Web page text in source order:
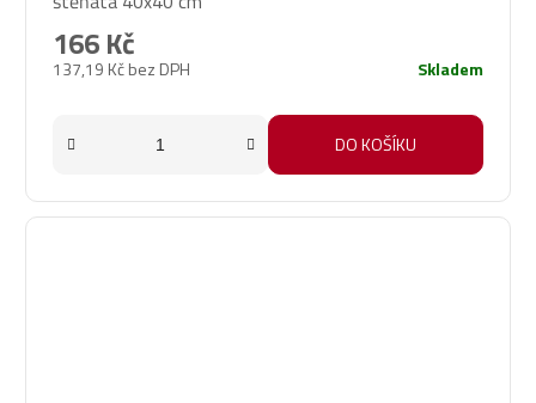
137,19 Kč bez DPH
166 Kč
Skladem
DO KOŠÍKU